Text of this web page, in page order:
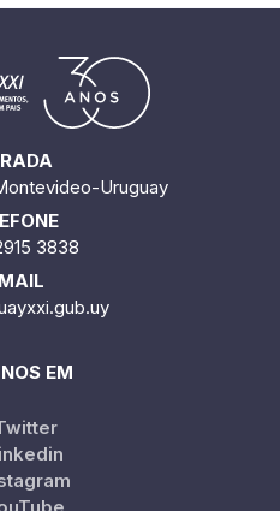
Uruguay
3838
EM